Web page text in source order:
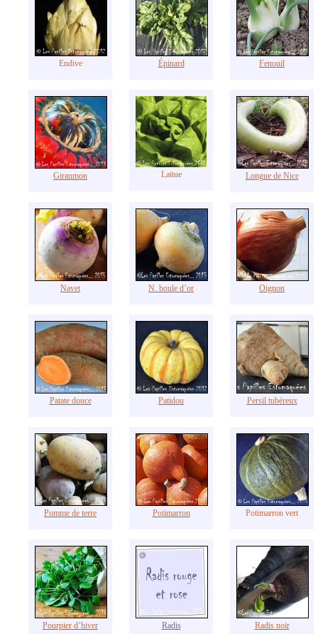
Endive Épinard Fenouil
Giraumon Laitue Longue de Nice
Navet N. boule d’or Oignon
Patate douce Patidou Persil tubéreux
Pomme de terre Potimarron Potimarron vert
Pourpier d’hiver Radis Radis noir